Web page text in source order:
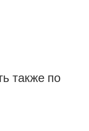
также по